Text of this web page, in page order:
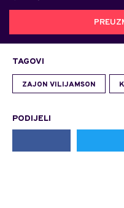
TAGOVI
ZAJON VILIJAMSON
PODIJELI